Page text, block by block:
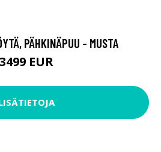
PÄHKINÄPUU - MUSTA
3499 EUR